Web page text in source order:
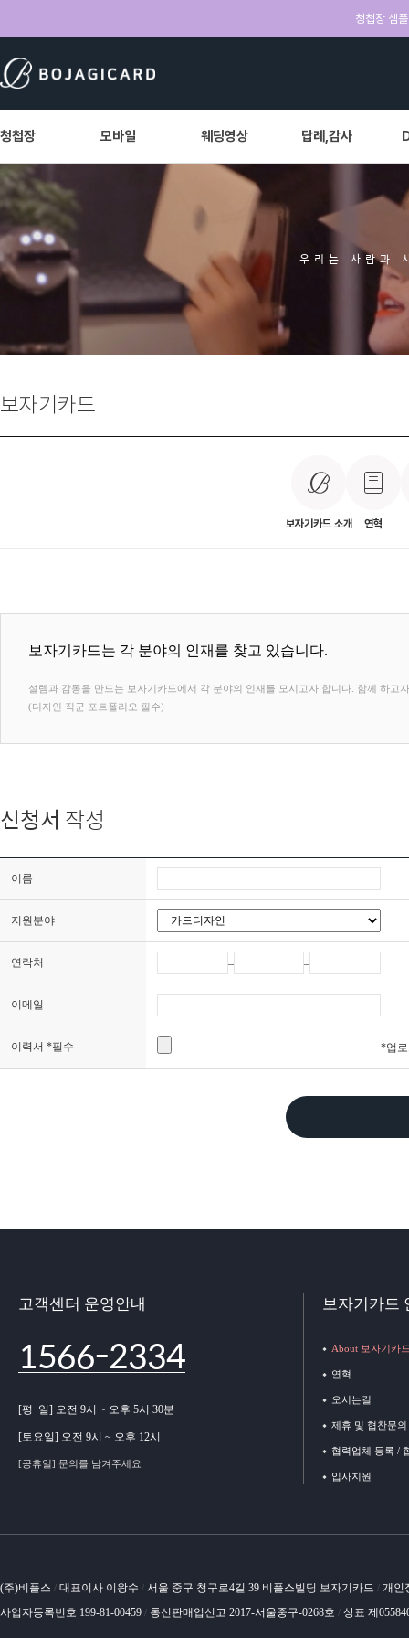
청첩장 샘
청첩장 모바일 웨딩영상 답례,감사
우리는 사람과
보자기카드
보자기카드 소개 연혁
보자기카드는 각 분야의 인재를 찾고 있습니다.
설렘과 감동을 만드는 보자기카드에서 각 분야의 인재를 모시고자 합니다. 함께 하고
(디자인 직군 포트폴리오 필수)
신청서 작성
이름
지원분야
연락처 – –
이메일
이력서 *필수 *업로
고객센터 운영안내
1566-2334
[평 일] 오전 9시 ~ 오후 5시 30분
[토요일] 오전 9시 ~ 오후 12시
[공휴일] 문의를 남겨주세요
보자기카드
About 보자기카
연혁
오시는길
제휴 및 협찬문의
협력업체 등록 /
입사지원
(주)비플스 / 대표이사 이왕수 / 서울 중구 청구로4길 39 비플스빌딩 보자기카드 / 개인
사업자등록번호 199-81-00459 / 통신판매업신고 2017-서울중구-0268호 / 상표 제